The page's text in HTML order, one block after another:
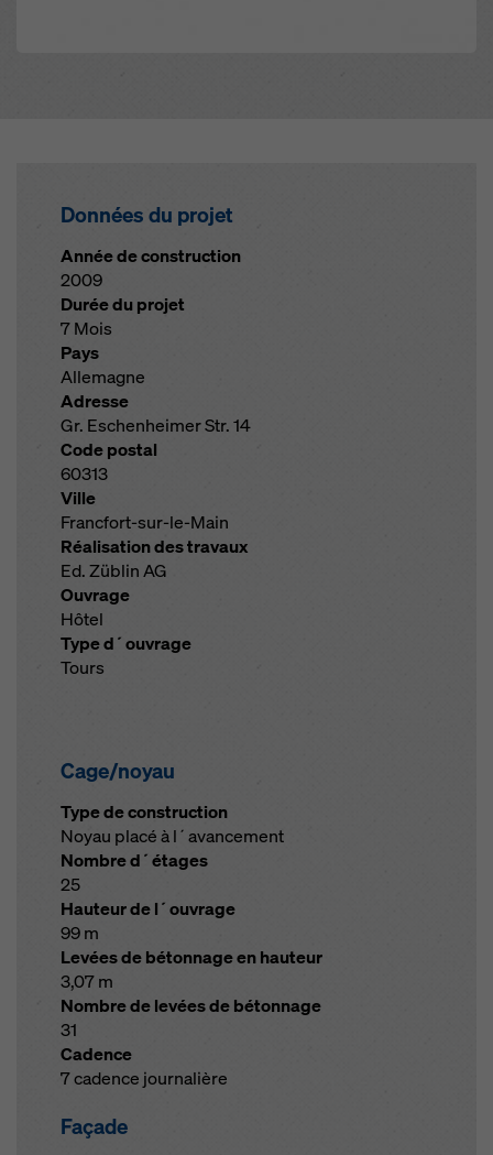
Données du projet
Année de construction
2009
Durée du projet
7 Mois
Pays
Allemagne
Adresse
Gr. Eschenheimer Str. 14
Code postal
60313
Ville
Francfort-sur-le-Main
Réalisation des travaux
Ed. Züblin AG
Ouvrage
Hôtel
Type d´ouvrage
Tours
Cage/noyau
Type de construction
Noyau placé à l´avancement
Nombre d´étages
25
Hauteur de l´ouvrage
99 m
Levées de bétonnage en hauteur
3,07 m
Nombre de levées de bétonnage
31
Cadence
7 cadence journalière
Façade